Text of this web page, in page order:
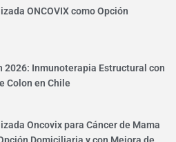
ONCOVIX como Opción
2026: Inmunoterapia Estructural con
Colon en Chile
Oncovix para Cáncer de Mama